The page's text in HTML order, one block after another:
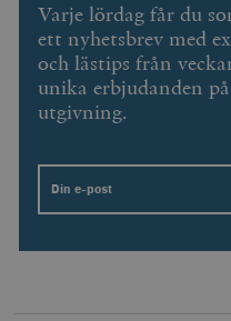
Varje lördag får du
ett nyhetsbrev med
och lästips från
unika erbjudanden
utgivning.
Email